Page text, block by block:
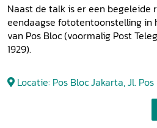
Naast de talk is er een begeleide
eendaagse fototentoonstelling in
van Pos Bloc (voormalig Post
1929).
Locatie: Pos Bloc Jakarta, Jl.